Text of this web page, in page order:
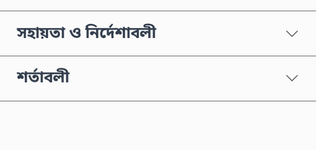
সহায়তা ও নির্দেশাবলী
শর্তাবলী